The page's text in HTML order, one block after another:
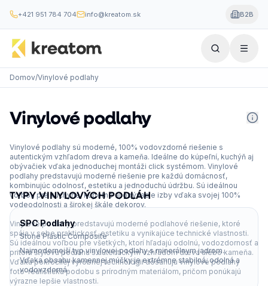
+421 951 784 704 info@kreatom.sk B2B
Domov/Vinylové podlahy
Vinylové podlahy
Vinylové podlahy sú moderné, 100% vodovzdorné riešenie s
autentickým vzhľadom dreva a kameňa. Ideálne do kúpeľní, kuchýň aj
obývačiek vďaka jednoduchej montáži click systémom. Vinylové
podlahy predstavujú moderné riešenie pre každú domácnosť,
kombinujúc odolnosť, estetiku a jednoduchú údržbu. Sú ideálnou
voľbou pre kuchyne, kúpeľne aj obývacie izby vďaka svojej 100%
vodeodolnosti a širokej škále dekorov.
Vinylové podlahy predstavujú moderné podlahové riešenie, ktoré
spája v sebe praktickosť, estetiku a vynikajúce technické vlastnosti.
Sú ideálnou voľbou pre všetkých, ktorí hľadajú odolnú, vodozdornosť a
pritom štýlovú podlahu s autentickým vzhľadom dreva alebo kameňa.
Vďaka pokročilej výrobnej technológii dosahujú vinylové podlahy
foto-realistickú podobu s prírodným materiálom, pričom ponúkajú
výrazne lepšie vlastnosti.
TYPY VINYLOVÝCH PODLÁH
SPC Podlahy
Stone Plastic Composite
Najmodernejší typ vinylovej podlahy s minerálnym jadrom.
Vďaka obsahu kamennej múčky je extrémne stabilná, odolná a
vodovzdorná.